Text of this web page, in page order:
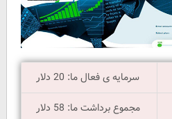
سرمایه ی فعال ما: 20 دلار
مجموع برداشت ما: 58 دلار